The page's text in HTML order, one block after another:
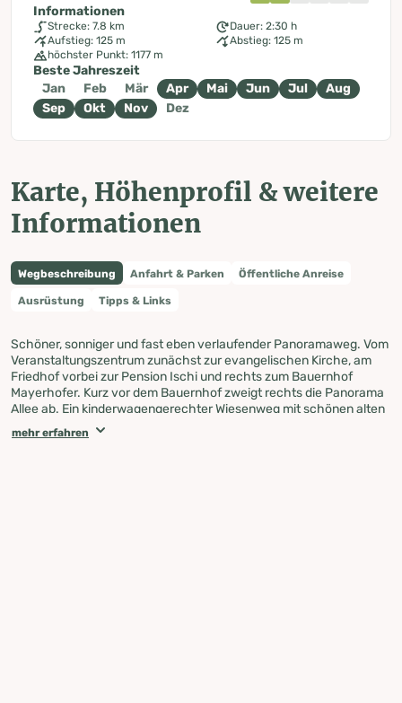
Informationen
Strecke: 7.8 km
Dauer: 2:30 h
Aufstieg: 125 m
Abstieg: 125 m
höchster Punkt: 1177 m
Beste Jahreszeit
Jan
Feb Mär Apr Mai Jun Jul
Aug
Sep
Okt Nov Dez
Karte, Höhenprofil & weitere
Informationen
Wegbeschreibung Anfahrt & Parken Öffentliche Anreise
Ausrüstung Tipps & Links
Schöner, sonniger und fast eben verlaufender Panoramaweg. Vom
Veranstaltungszentrum zunächst zur evangelischen Kirche, am
Friedhof vorbei zur Pension Ischi und rechts zum Bauernhof
Mayerhofer. Kurz vor dem Bauernhof zweigt rechts die Panorama
Allee ab. Ein kinderwagengerechter Wiesenweg mit schönen alten
Ahornbäumen, Bänken und herrlich freiem Blick in die
Schladminger Tauern. Ab dem Biohotel Ramsauhof kurz auf der
mehr erfahren